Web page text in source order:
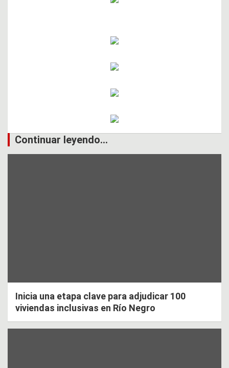
Continuar leyendo...
Inicia una etapa clave para adjudicar 100
viviendas inclusivas en Río Negro